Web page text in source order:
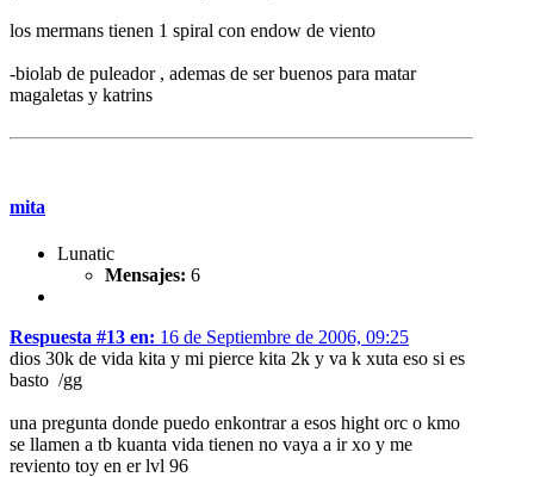
los mermans tienen 1 spiral con endow de viento
-biolab de puleador , ademas de ser buenos para matar
magaletas y katrins
mita
Lunatic
Mensajes: 6
Respuesta #13 en: 16 de Septiembre de 2006, 09:25
dios 30k de vida kita y mi pierce kita 2k y va k xuta eso si es
basto /gg
una pregunta donde puedo enkontrar a esos hight orc o kmo
se llamen a tb kuanta vida tienen no vaya a ir xo y me
reviento toy en er lvl 96